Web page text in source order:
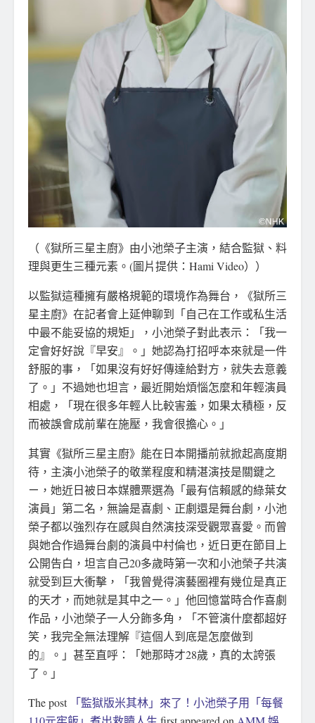
（《獄所三星主廚》由小池榮子主演，結合監獄、料
理與更生三種元素。(圖片提供：Hami Video））
以監獄這種擁有嚴格規範的環境作為舞台，《獄所三
星主廚》在記者會上延伸聊到「自己在工作或私生活
中最不能妥協的規矩」，小池榮子對此表示：「我一
定會好好說『早安』。」她認為打招呼本來就是一件
舒服的事，「如果沒有好好傳達給對方，就失去意義
了。」不過她也坦言，最近開始煩惱怎麼和年輕演員
相處，「現在很多年輕人比較害羞，如果太積極，反
而被誤會成前輩在施壓，我會很擔心。」
其實《獄所三星主廚》能在日本開播前就掀起高度期
待，主演小池榮子的敬業程度和精湛演技是關鍵之
ㄧ，她近日被日本媒體票選為「最有信賴感的綠葉女
演員」第二名，無論是喜劇、正劇還是舞台劇，小池
榮子都以強烈存在感與自然演技深受觀眾喜愛。而曾
與她合作過舞台劇的演員中村倫也，近日更在節目上
公開告白，坦言自己20多歲時第一次和小池榮子共演
就受到巨大衝擊，「我曾覺得演藝圈裡有幾位是真正
的天才，而她就是其中之一。」他回憶當時合作喜劇
作品，小池榮子一人分飾多角，「不管演什麼都超好
笑，我完全無法理解『這個人到底是怎麼做到
的』。」甚至直呼：「她那時才28歲，真的太誇張
了。」
The post
「監獄版米其林」來了！小池榮子用「每餐